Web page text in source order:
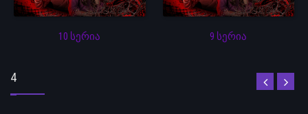
10 სერია 9 სერია
4